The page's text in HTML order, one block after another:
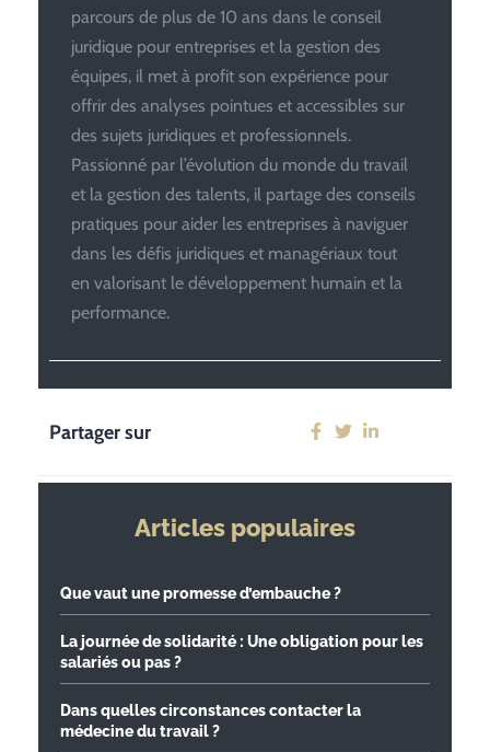
parcours de plus de 10 ans dans le conseil
juridique pour entreprises et la gestion des
équipes, il met à profit son expérience pour
offrir des analyses pointues et accessibles sur
des sujets juridiques et professionnels.
Passionné par l’évolution du monde du travail
et la gestion des talents, il partage des conseils
pratiques pour aider les entreprises à naviguer
dans les défis juridiques et managériaux tout
en valorisant le développement humain et la
performance.
Partager sur
Articles populaires
Que vaut une promesse d’embauche ?
La journée de solidarité : Une obligation pour les
salariés ou pas ?
Dans quelles circonstances contacter la
médecine du travail ?